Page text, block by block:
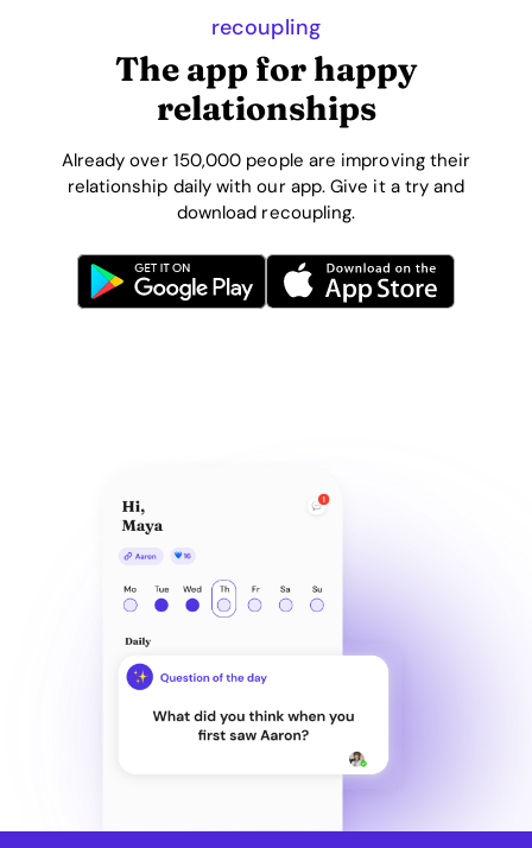
recoupling
The app for happy
relationships
Already over 150,000 people are improving their
relationship daily with our app. Give it a try and
download recoupling.